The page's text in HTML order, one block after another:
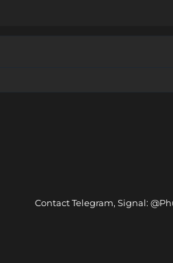
Contact Telegram, Signal: